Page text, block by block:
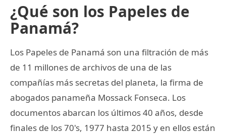
¿Qué son los Papeles de
Panamá?
Los Papeles de Panamá son una filtración de más
de 11 millones de archivos de una de las
compañías más secretas del planeta, la firma de
abogados panameña Mossack Fonseca. Los
documentos abarcan los últimos 40 años, desde
finales de los 70's, 1977 hasta 2015 y en ellos están